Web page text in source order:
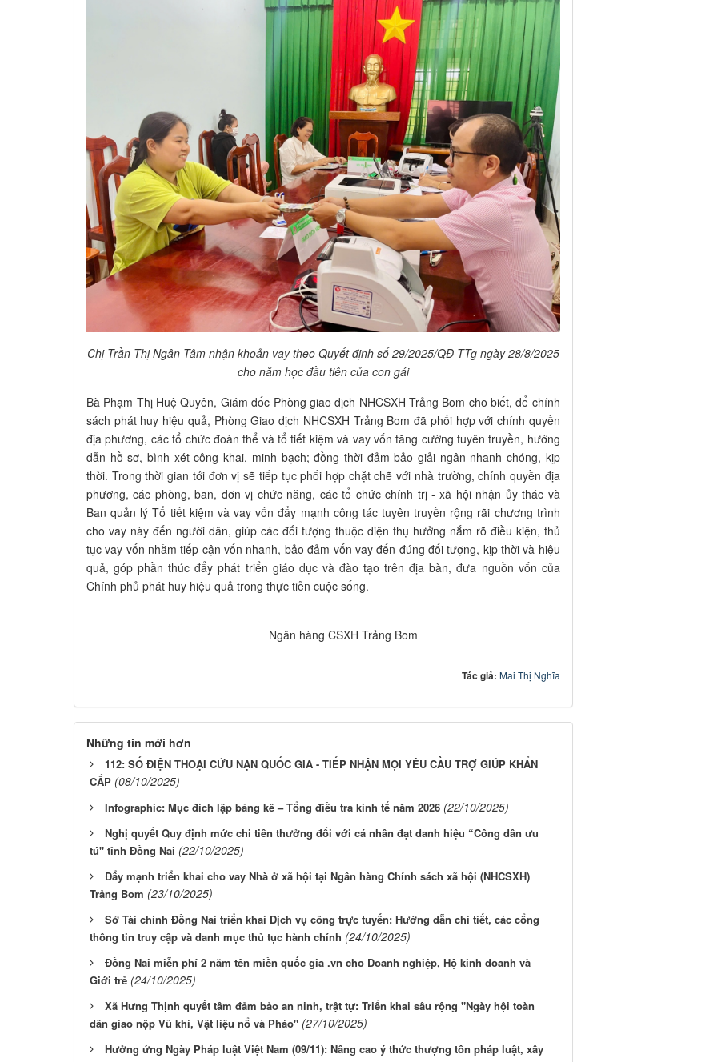
Chị Trần Thị Ngân Tâm nhận khoản vay theo Quyết định số 29/2025/QĐ-TTg ngày 28/8/2025
cho năm học đầu tiên của con gái
Bà Phạm Thị Huệ Quyên, Giám đốc Phòng giao dịch NHCSXH Trảng Bom cho biết, để chính
sách phát huy hiệu quả, Phòng Giao dịch NHCSXH Trảng Bom đã phối hợp với chính quyền
địa phương, các tổ chức đoàn thể và tổ tiết kiệm và vay vốn tăng cường tuyên truyền, hướng
dẫn hồ sơ, bình xét công khai, minh bạch; đồng thời đảm bảo giải ngân nhanh chóng, kịp
thời. Trong thời gian tới đơn vị sẽ tiếp tục phối hợp chặt chẽ với nhà trường, chính quyền địa
phương, các phòng, ban, đơn vị chức năng, các tổ chức chính trị - xã hội nhận ủy thác và
Ban quản lý Tổ tiết kiệm và vay vốn đẩy mạnh công tác tuyên truyền rộng rãi chương trình
cho vay này đến người dân, giúp các đối tượng thuộc diện thụ hưởng nắm rõ điều kiện, thủ
tục vay vốn nhằm tiếp cận vốn nhanh, bảo đảm vốn vay đến đúng đối tượng, kịp thời và hiệu
quả, góp phần thúc đẩy phát triển giáo dục và đào tạo trên địa bàn, đưa nguồn vốn của
Chính phủ phát huy hiệu quả trong thực tiễn cuộc sống.
Ngân hàng CSXH Trảng Bom
Tác giả: Mai Thị Nghĩa
Những tin mới hơn
112: SỐ ĐIỆN THOẠI CỨU NẠN QUỐC GIA - TIẾP NHẬN MỌI YÊU CẦU TRỢ GIÚP KHẨN
CẤP (08/10/2025)
Infographic: Mục đích lập bảng kê – Tổng điều tra kinh tế năm 2026 (22/10/2025)
Nghị quyết Quy định mức chi tiền thưởng đối với cá nhân đạt danh hiệu “Công dân ưu
tú" tỉnh Đồng Nai (22/10/2025)
Đẩy mạnh triển khai cho vay Nhà ở xã hội tại Ngân hàng Chính sách xã hội (NHCSXH)
Trảng Bom (23/10/2025)
Sở Tài chính Đồng Nai triển khai Dịch vụ công trực tuyến: Hướng dẫn chi tiết, các cổng
thông tin truy cập và danh mục thủ tục hành chính (24/10/2025)
Đồng Nai miễn phí 2 năm tên miền quốc gia .vn cho Doanh nghiệp, Hộ kinh doanh và
Giới trẻ (24/10/2025)
Xã Hưng Thịnh quyết tâm đảm bảo an ninh, trật tự: Triển khai sâu rộng "Ngày hội toàn
dân giao nộp Vũ khí, Vật liệu nổ và Pháo" (27/10/2025)
Hưởng ứng Ngày Pháp luật Việt Nam (09/11): Nâng cao ý thức thượng tôn pháp luật, xây